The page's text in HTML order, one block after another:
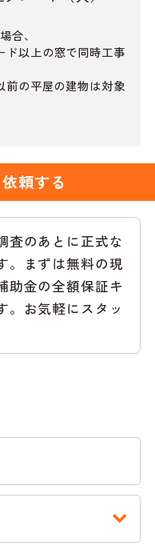
合、
以上の窓で同時工事
の平屋の建物は対象
頼する
査のあとに正式な
。まずは無料の現
助金の全額保証キ
。お気軽にスタッ